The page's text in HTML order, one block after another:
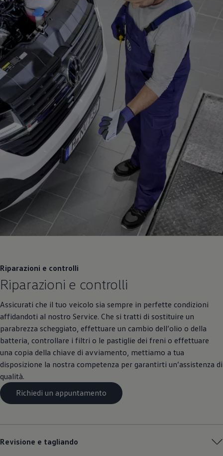
Riparazioni e controlli
Riparazioni e controlli
Assicurati che il tuo veicolo sia sempre in perfette condizioni
affidandoti al nostro Service. Che si tratti di sostituire un
parabrezza scheggiato, effettuare un cambio dell’olio o della
batteria, controllare i filtri o le pastiglie dei freni o effettuare
una copia della chiave di avviamento, mettiamo a tua
disposizione la nostra competenza per garantirti un’assistenza di
qualità.
Richiedi un appuntamento
Revisione e tagliando